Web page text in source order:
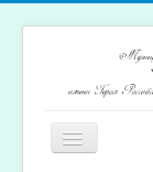
Включить/
выключить